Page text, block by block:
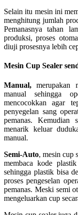
Selain itu mesin ini
menghitung jumlah
Pemanasnya tahan
produksi, proses
diuji prosesnya lebih
Mesin Cup Sealer
Manual, merupakan
manual sehingga
mencocokkan agar
penyegelan sang
pemanas. Kemudian
menarik keluar
manual.
Semi-Auto, mesin cup
membaca kode
sehingga plastik bisa
proses pengeselan
pemanas. Meski semi
mengeluarkan cup